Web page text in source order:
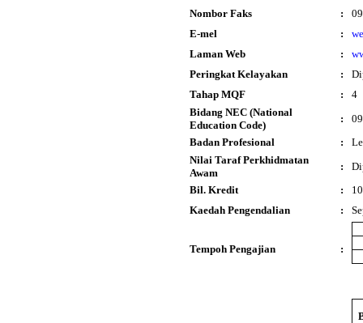
Nombor Faks
:
E-mel
:
Laman Web
:
Peringkat Kelayakan
:
Tahap MQF
:
4
Bidang NEC (National
Education Code)
:
Badan Profesional
:
Nilai Taraf Perkhidmatan
Awam
:
Bil. Kredit
:
Kaedah Pengendalian
:
Tempoh Pengajian :